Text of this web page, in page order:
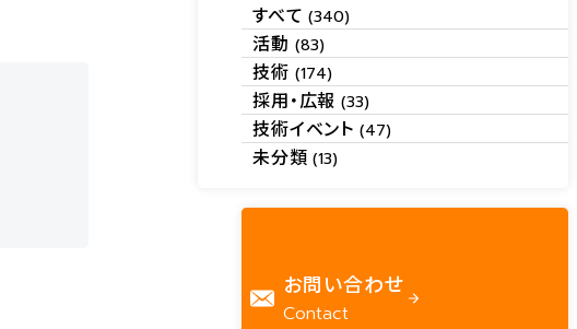
すべて(340)
活動 (83)
技術 (174)
採用・広報(33)
技術イベント (47)
未分類(13)
お問い合わせ
Contact